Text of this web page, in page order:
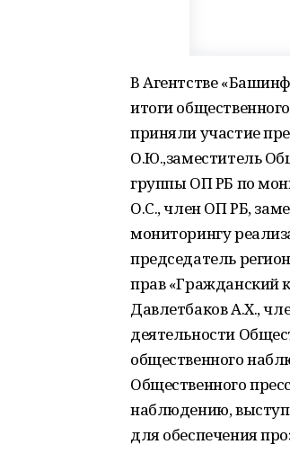
В Агентстве
итоги
приняли участие
О.Ю.,заместитель
группы ОП РБ по
О.С., член ОП РБ,
мониторингу
председатель
прав «Гражданский
Давлетбаков А.Х.,
деятельности
общественного
Общественного
наблюдению,
для обеспечения